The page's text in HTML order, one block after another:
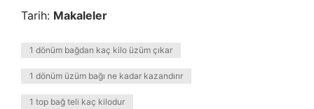
Tarih: Makaleler
1 dönüm bağdan kaç kilo üzüm çıkar
1 dönüm üzüm bağı ne kadar kazandırır
1 top bağ teli kaç kilodur